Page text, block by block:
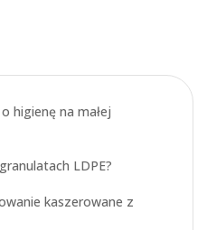
higienę na małej
LDPE?
kaszerowane z